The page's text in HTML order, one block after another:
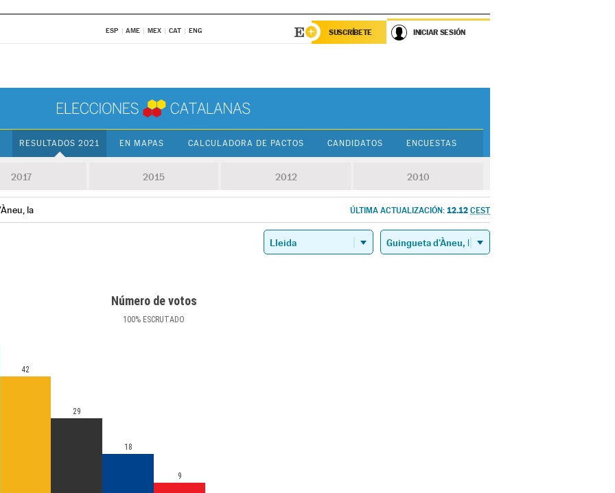
ESP AME MEX CAT ENG SUSCRÍBETE INICIAR SESIÓN
RESULTADOS 2021 EN MAPAS CALCULADORA DE PACTOS CANDIDATOS ENCUESTAS
2017 2015 2012 2010
la ÚLTIMA ACTUALIZACIÓN: 12.12 CEST
Número de votos
100% ESCRUTADO
42
29
18
9